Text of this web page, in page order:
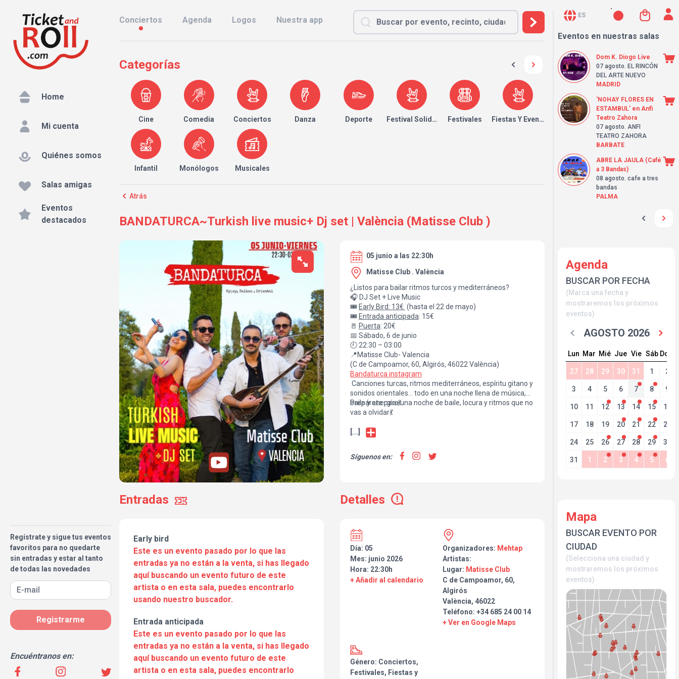
Home
Mi cuenta
Quiénes somos
Salas amigas
Eventos
destacados
Regístrate y sigue tus eventos
favoritos para no quedarte
sin entradas y estar al tanto
de todas las novedades
Registrarme
Encuéntranos en:
Conciertos Agenda Logos Nuestra app
Categorías
Cine Comedia Conciertos Danza Deporte Festival Solidario Festivales Fiestas Y Eventos
Infantil Monólogos Musicales
Atrás
BANDATURCA~Turkish live music+ Dj set | València (Matisse Club )
05 junio a las 22:30h
Matisse Club . València
¿Listos para bailar ritmos turcos y mediterráneos?
🎧 DJ Set + Live Music
🎟️ Early Bird: 13€ (hasta el 22 de mayo)
🎟️ Entrada anticipada: 15€
🚪 Puerta: 20€
📅 Sábado, 6 de junio
🕘 22:30 – 03:00
📍Matisse Club- Valencia
(C de Campoamor, 60, Algirós, 46022 València)
Bandaturca instagram
Canciones turcas, ritmos mediterráneos, espíritu gitano y
sonidos orientales… todo en una noche llena de música,
baile y energía.💃
Prepárate para una noche de baile, locura y ritmos que no
vas a olvidar💃
[...]
Síguenos en:
Entradas Detalles
Early bird
Este es un evento pasado por lo que las
entradas ya no están a la venta, si has llegado
aquí buscando un evento futuro de este
artista o en esta sala, puedes encontrarlo
usando nuestro buscador.
Entrada anticipada
Este es un evento pasado por lo que las
entradas ya no están a la venta, si has llegado
aquí buscando un evento futuro de este
artista o en esta sala, puedes encontrarlo
Día: 05
Mes: junio 2026
Hora: 22:30h
+ Añadir al calendario
Organizadores: Mehtap
Artistas:
Lugar: Matisse Club
C de Campoamor, 60,
Algirós
València, 46022
Teléfono: +34 685 24 00 14
+ Ver en Google Maps
Género: Conciertos,
Festivales, Fiestas y
ES
Eventos en nuestras salas
Dom K. Diogo Live
07 agosto. EL RINCÓN
DEL ARTE NUEVO
MADRID
'NOHAY FLORES EN
ESTAMBUL' en Anfi
Teatro Zahora
07 agosto. ANFI
TEATRO ZAHORA
BARBATE
ABRE LA JAULA (Café
a 3 Bandas)
08 agosto. cafe a tres
bandas
PALMA
Agenda
BUSCAR POR FECHA
(Marca una fecha y
mostraremos los próximos
eventos)
AGOSTO 2026
Lun Mar Mié Jue Vie Sáb Dom
27 28 29 30 31 1 2
3 4 5 6 7 8 9
10 11 12 13 14 15 16
17 18 19 20 21 22 23
24 25 26 27 28 29 30
31 1 2 3 4 5 6
Mapa
BUSCAR EVENTO POR
CIUDAD
(Selecciona una ciudad y
mostraremos los próximos
eventos)